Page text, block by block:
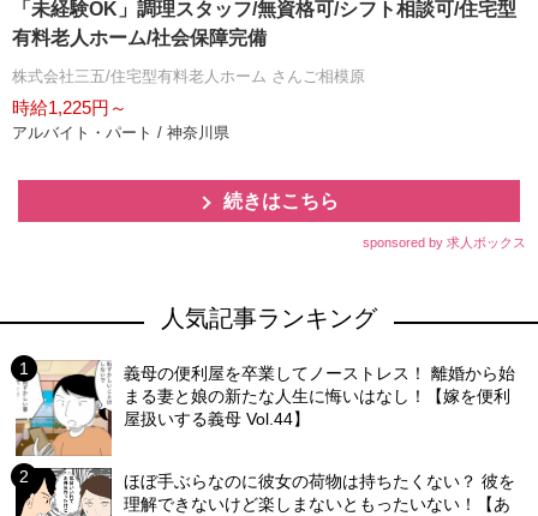
「未経験OK」調理スタッフ/無資格可/シフト相談可/住宅型
有料老人ホーム/社会保障完備
株式会社三五/住宅型有料老人ホーム さんご相模原
時給1,225円～
アルバイト・パート / 神奈川県
続きはこちら
sponsored by 求人ボックス
人気記事ランキング
義母の便利屋を卒業してノーストレス！ 離婚から始
まる妻と娘の新たな人生に悔いはなし！【嫁を便利
屋扱いする義母 Vol.44】
ほぼ手ぶらなのに彼女の荷物は持ちたくない？ 彼を
理解できないけど楽しまないともったいない！【あ